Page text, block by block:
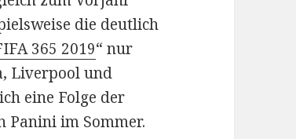
die deutlich
365 2019“ nur
Liverpool und
eine Folge der
Panini im Sommer.